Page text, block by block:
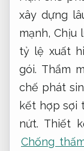
xây dựng
mạnh,Chịu
tỷ lệ xuất
gói. Thẩm
chế phát
kết hợp sợi
nứt. Thiết
Chống